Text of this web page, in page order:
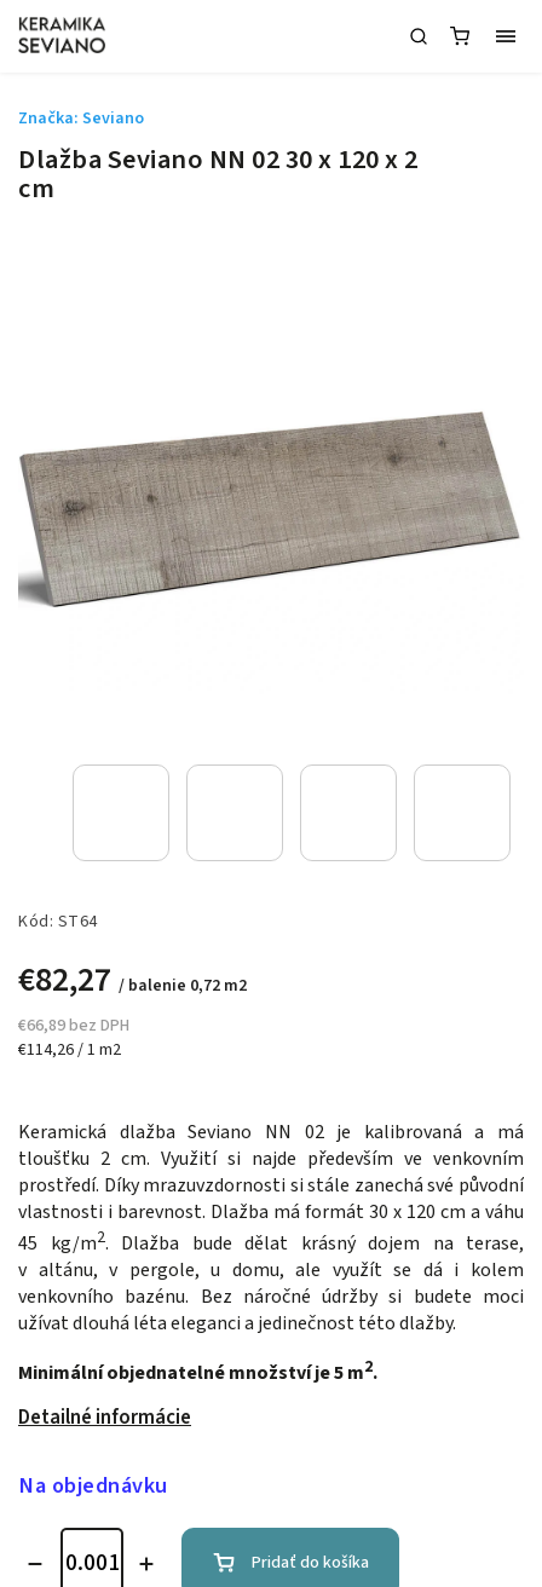
Dlažba Seviano NN 02 30 x 120 x 2
cm
Kód: ST64
€82,27 / balenie 0,72 m2
€66,89 bez DPH
€114,26 / 1 m2
Keramická dlažba Seviano NN 02 je kalibrovaná a má
tloušťku 2 cm. Využití si najde především ve venkovním
prostředí. Díky mrazuvzdornosti si stále zanechá své původní
vlastnosti i barevnost. Dlažba má formát 30 x 120 cm a váhu
45 kg/m2. Dlažba bude dělat krásný dojem na terase,
v altánu, v pergole, u domu, ale využít se dá i kolem
venkovního bazénu. Bez náročné údržby si budete moci
užívat dlouhá léta eleganci a jedinečnost této dlažby.
Minimální objednatelné množství je 5 m2.
Detailné informácie
Značka: Seviano
Na objednávku
Pridať do košíka